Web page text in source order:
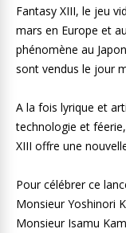
Fantasy XIII, le jeu
mars en Europe et
phénomène au
sont vendus le jour
A la fois lyrique et
technologie et
XIII offre une
Pour célébrer ce
Monsieur Yoshinori
Monsieur Isamu